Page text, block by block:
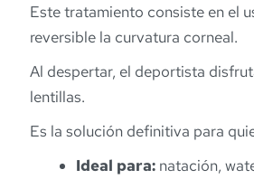
Este tratamiento consiste en el
reversible la curvatura corneal.
Al despertar, el deportista
lentillas.
Es la solución definitiva para
Ideal para: natación,